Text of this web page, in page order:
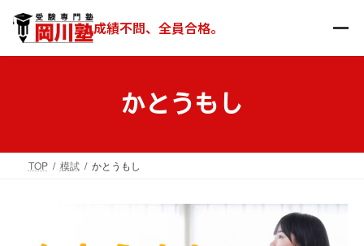
ン
ッ
ー
移
成績不問、全員合格。
かとうもし
TOP 模試 かとうもし